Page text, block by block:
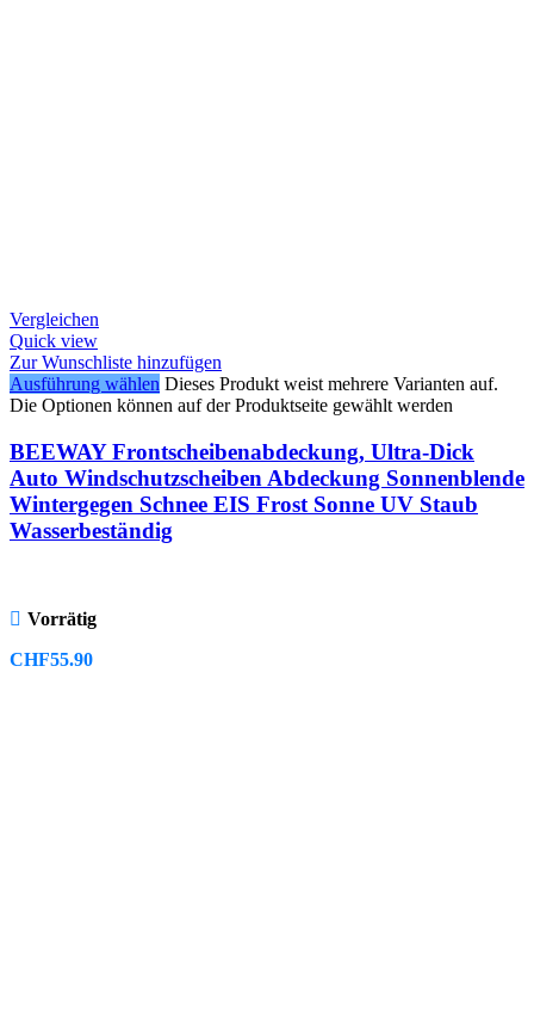
Vergleichen
Quick view
Zur Wunschliste hinzufügen
Ausführung wählen Dieses Produkt weist mehrere Varianten auf.
Die Optionen können auf der Produktseite gewählt werden
BEEWAY Frontscheibenabdeckung, Ultra-Dick
Auto Windschutzscheiben Abdeckung Sonnenblende
Wintergegen Schnee EIS Frost Sonne UV Staub
Wasserbeständig
Vorrätig
CHF55.90